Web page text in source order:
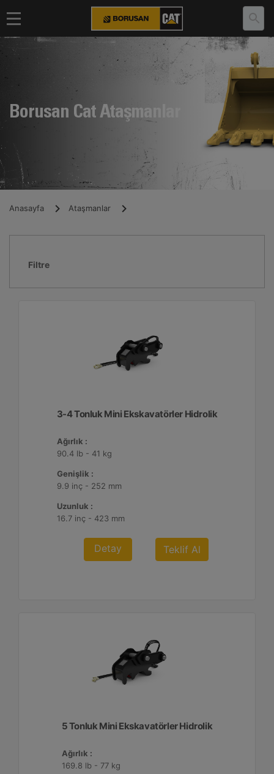
Borusan Cat Ataşmanlar
Anasayfa Ataşmanlar
Filtre
3-4 Tonluk Mini Ekskavatörler Hidrolik
Ağırlık :
90.4 lb - 41 kg
Genişlik :
9.9 inç - 252 mm
Uzunluk :
16.7 inç - 423 mm
Detay Teklif Al
5 Tonluk Mini Ekskavatörler Hidrolik
Ağırlık :
169.8 lb - 77 kg